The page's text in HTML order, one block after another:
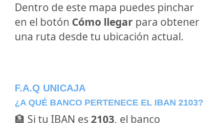
Dentro de este mapa puedes pinchar
en el botón Cómo llegar para obtener
una ruta desde tu ubicación actual.
F.A.Q UNICAJA
¿A QUÉ BANCO PERTENECE EL IBAN 2103?
🏦 Si tu IBAN es 2103, el banco